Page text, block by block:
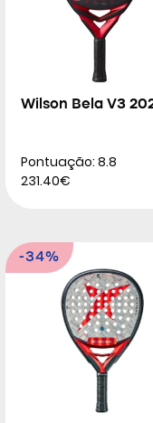
Wilson Bela V3
Pontuação: 8.8
231.40€
-34%